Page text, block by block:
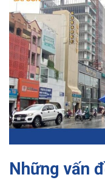
Những vấn